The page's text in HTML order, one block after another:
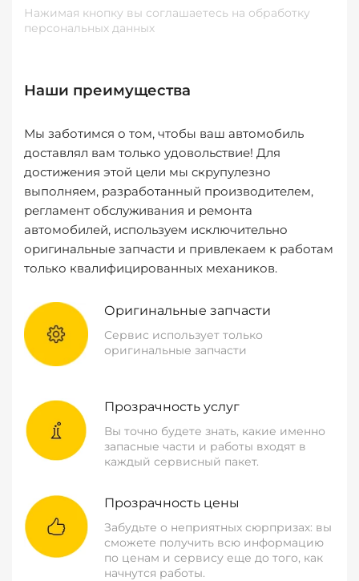
Нажимая кнопку вы соглашаетесь на обработку
персональных данных
Наши преимущества
Мы заботимся о том, чтобы ваш автомобиль
доставлял вам только удовольствие! Для
достижения этой цели мы скрупулезно
выполняем, разработанный производителем,
регламент обслуживания и ремонта
автомобилей, используем исключительно
оригинальные запчасти и привлекаем к работам
только квалифицированных механиков.
Оригинальные запчасти
Сервис использует только
оригинальные запчасти
Прозрачность услуг
Вы точно будете знать, какие именно
запасные части и работы входят в
каждый сервисный пакет.
Прозрачность цены
Забудьте о неприятных сюрпризах: вы
сможете получить всю информацию
по ценам и сервису еще до того, как
начнутся работы.